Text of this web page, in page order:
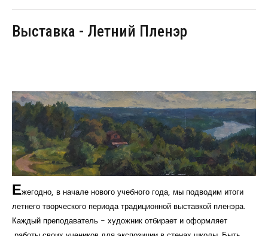
Выставка - Летний Пленэр
Ежегодно, в начале нового учебного года, мы подводим итоги
летнего творческого периода традиционной выставкой пленэра.
Каждый преподаватель - художник отбирает и оформляет